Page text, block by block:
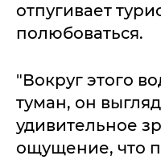
отпугивает
полюбоваться.
"Вокруг этого
туман, он
удивительное
ощущение, что